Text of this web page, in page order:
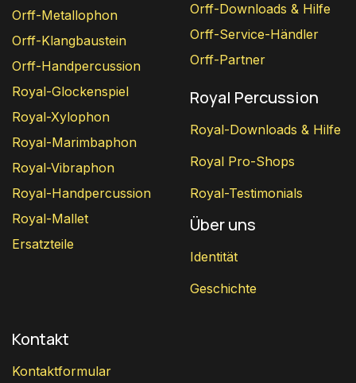
Orff-Metallophon
Orff-Klangbaustein
Orff-Handpercussion
Royal-Glockenspiel
Royal-Xylophon
Royal-Marimbaphon
Royal-Vibraphon
Royal-Handpercussion
Royal-Mallet
Ersatzteile
Orff-Downloads & Hilfe
Orff-Service-Händler
Orff-Partner
Royal Percussion
Royal-Downloads & Hilfe
Royal Pro-Shops
Royal-Testimonials
Über uns
Identität
Geschichte
Kontakt
Kontaktformular